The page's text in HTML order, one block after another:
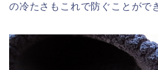
の冷たさもこれで防ぐことがで